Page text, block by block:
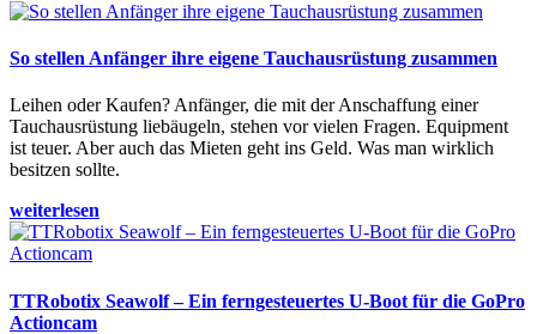
So stellen Anfänger ihre eigene Tauchausrüstung zusammen
Leihen oder Kaufen? Anfänger, die mit der Anschaffung einer
Tauchausrüstung liebäugeln, stehen vor vielen Fragen. Equipment
ist teuer. Aber auch das Mieten geht ins Geld. Was man wirklich
besitzen sollte.
weiterlesen
TTRobotix Seawolf – Ein ferngesteuertes U-Boot für die GoPro
Actioncam